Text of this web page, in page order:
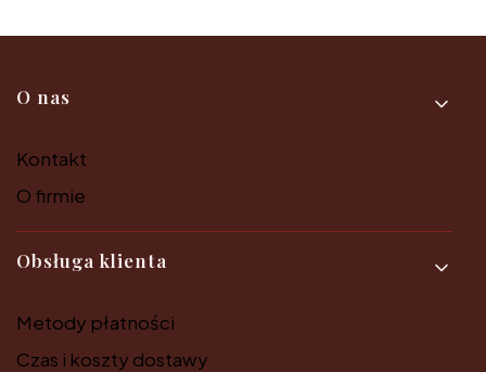
Linki w stopce
O nas
Kontakt
O firmie
Obsługa klienta
Metody płatności
Czas i koszty dostawy